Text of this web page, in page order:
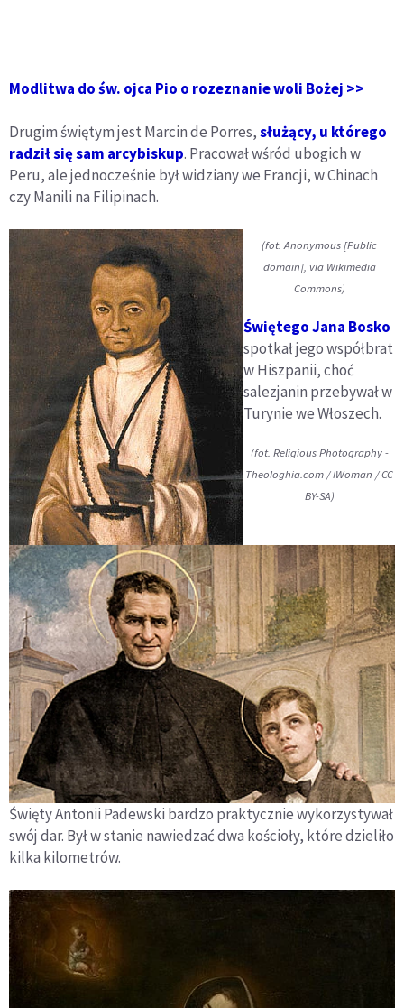
Modlitwa do św. ojca Pio o rozeznanie woli Bożej >>
Drugim świętym jest Marcin de Porres,służący, u którego
radził się sam arcybiskup. Pracował wśród ubogich w
Peru, ale jednocześnie był widziany we Francji, w Chinach
czy Manili na Filipinach.
(fot. Anonymous [Public
domain], via Wikimedia
Commons)
Świętego Jana Bosko
spotkał jego współbrat
w Hiszpanii, choć
salezjanin przebywał w
Turynie we Włoszech.
(fot. Religious Photography -
Theologhia.com / IWoman / CC
BY-SA)
Święty Antonii Padewski bardzo praktycznie wykorzystywał
swój dar. Był w stanie nawiedzać dwa kościoły, które dzieliło
kilka kilometrów.